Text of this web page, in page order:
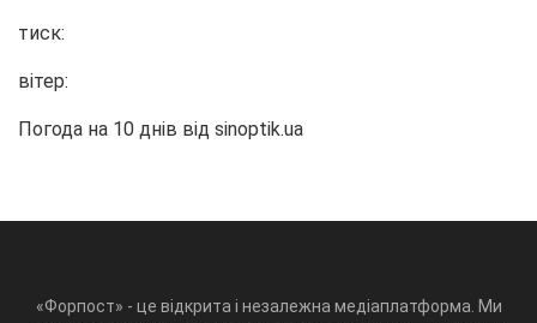
тиск:
вітер:
Погода на 10 днів від sinoptik.ua
«Форпост» - це відкрита і незалежна медіаплатформа. Ми